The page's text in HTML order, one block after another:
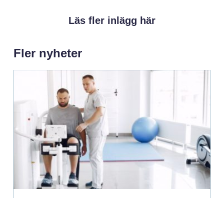
Läs fler inlägg här
Fler nyheter